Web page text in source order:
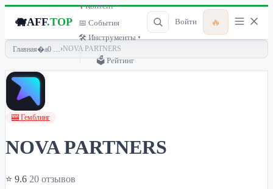
🐗AFF.TOP
🎙 Контент ▾
📅 События
🛠 Инструменты ▾
🗳 Рейтинг
Войти 🔥
Главная › NOVA PARTNERS
🎰 Гемблинг
NOVA PARTNERS
⭐ 9.6 20 отзывов